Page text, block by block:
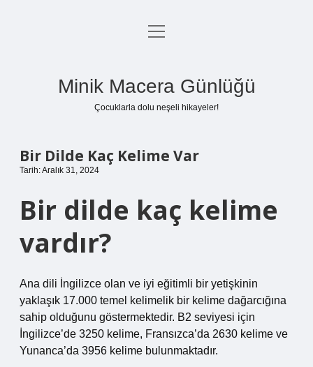
Anasayfa
menüyü
Minik Macera Günlüğü
Çocuklarla dolu neşeli hikayeler!
Bir Dilde Kaç Kelime Var
Tarih: Aralık 31, 2024
Bir dilde kaç kelime
vardır?
Ana dili İngilizce olan ve iyi eğitimli bir yetişkinin
yaklaşık 17.000 temel kelimelik bir kelime dağarcığına
sahip olduğunu göstermektedir. B2 seviyesi için
İngilizce’de 3250 kelime, Fransızca’da 2630 kelime ve
Yunanca’da 3956 kelime bulunmaktadır.